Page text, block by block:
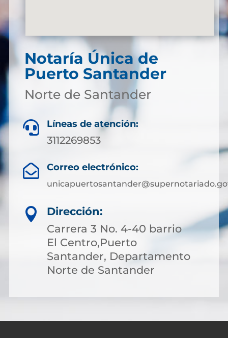
Notaría Única de
Puerto Santander
Norte de Santander
 Líneas de atención:
3112269853
 Correo electrónico:

Dirección:
Carrera 3 No. 4-40 barrio
El Centro,Puerto
Santander, Departamento
Norte de Santander